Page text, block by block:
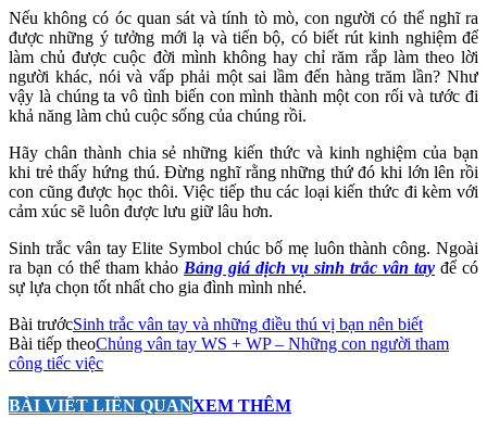
Nếu không có óc quan sát và tính tò mò, con người có thể nghĩ ra
được những ý tưởng mới lạ và tiến bộ, có biết rút kinh nghiệm để
làm chủ được cuộc đời mình không hay chỉ răm rắp làm theo lời
người khác, nói và vấp phải một sai lầm đến hàng trăm lần? Như
vậy là chúng ta vô tình biến con mình thành một con rối và tước đi
khả năng làm chủ cuộc sống của chúng rồi.
Hãy chân thành chia sẻ những kiến thức và kinh nghiệm của bạn
khi trẻ thấy hứng thú. Đừng nghĩ rằng những thứ đó khi lớn lên rồi
con cũng được học thôi. Việc tiếp thu các loại kiến thức đi kèm với
cảm xúc sẽ luôn được lưu giữ lâu hơn.
Sinh trắc vân tay Elite Symbol chúc bố mẹ luôn thành công. Ngoài
ra bạn có thể tham khảo Bảng giá dịch vụ sinh trắc vân tay để có
sự lựa chọn tốt nhất cho gia đình mình nhé.
Bài trướcSinh trắc vân tay và những điều thú vị bạn nên biết
Bài tiếp theoChủng vân tay WS + WP – Những con người tham
công tiếc việc
BÀI VIẾT LIÊN QUANXEM THÊM